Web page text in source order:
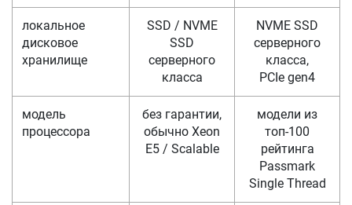
локальное
дисковое
хранилище
SSD / NVME
SSD
серверного
класса
NVME SSD
серверного
класса,
PCIe gen4
модель
процессора
без гарантии,
обычно Xeon
E5 / Scalable
модели из
топ-100
рейтинга
Passmark
Single Thread